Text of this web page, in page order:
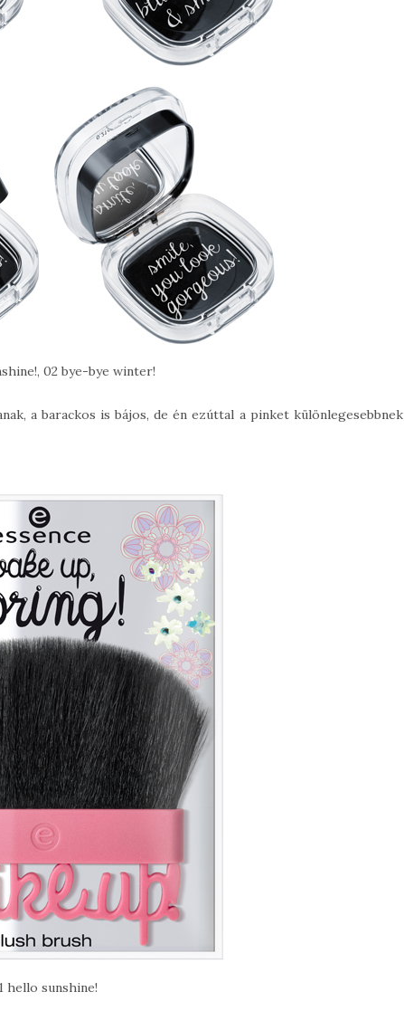
02 bye-bye winter!
a barackos is bájos, de én ezúttal a pinket különlegesebbnek
hello sunshine!